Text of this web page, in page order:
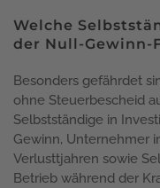
Welche
der Null-Gewinn-
Besonders gefährdet
ohne Steuerbescheid
Selbstständige in
Gewinn, Unternehmer
Verlusttjahren sowie
Betrieb während der